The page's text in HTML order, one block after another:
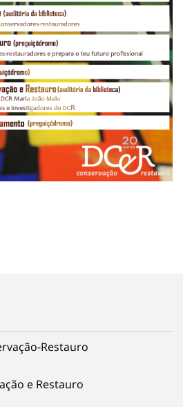
Restauro
e Restauro